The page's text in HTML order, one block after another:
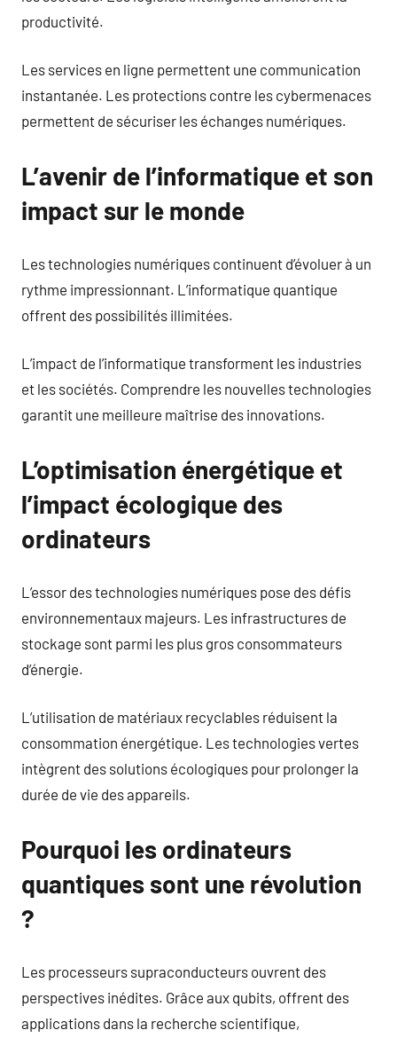
productivité.
Les services en ligne permettent une communication
instantanée. Les protections contre les cybermenaces
permettent de sécuriser les échanges numériques.
L’avenir de l’informatique et son
impact sur le monde
Les technologies numériques continuent d’évoluer à un
rythme impressionnant. L’informatique quantique
offrent des possibilités illimitées.
L’impact de l’informatique transforment les industries
et les sociétés. Comprendre les nouvelles technologies
garantit une meilleure maîtrise des innovations.
L’optimisation énergétique et
l’impact écologique des
ordinateurs
L’essor des technologies numériques pose des défis
environnementaux majeurs. Les infrastructures de
stockage sont parmi les plus gros consommateurs
d’énergie.
L’utilisation de matériaux recyclables réduisent la
consommation énergétique. Les technologies vertes
intègrent des solutions écologiques pour prolonger la
durée de vie des appareils.
Pourquoi les ordinateurs
quantiques sont une révolution
?
Les processeurs supraconducteurs ouvrent des
perspectives inédites. Grâce aux qubits, offrent des
applications dans la recherche scientifique,